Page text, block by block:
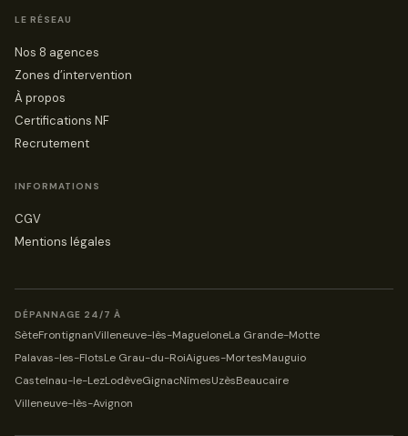
LE RÉSEAU
Nos 8 agences
Zones d’intervention
À propos
Certifications NF
Recrutement
INFORMATIONS
CGV
Mentions légales
DÉPANNAGE 24/7 À
SèteFrontignanVilleneuve-lès-MagueloneLa Grande-Motte
Palavas-les-FlotsLe Grau-du-RoiAigues-MortesMauguio
Castelnau-le-LezLodèveGignacNîmesUzèsBeaucaire
Villeneuve-lès-Avignon